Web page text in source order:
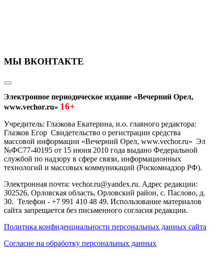
МЫ ВКОНТАКТЕ
Электронное периодическое издание «Вечерний Орел,
www.vechor.ru» 16+
Учредитель: Глазкова Екатерина, и.о. главного редактора:
Глазков Егор Свидетельство о регистрации средства
массовой информации «Вечерний Орел, www.vechor.ru» Эл
№ФС77-40195 от 15 июня 2010 года выдано Федеральной
службой по надзору в сфере связи, информационных
технологий и массовых коммуникаций (Роскомнадзор РФ).
Электронная почта: vechor.ru@yandex.ru. Адрес редакции:
302526, Орловская область, Орловский район, с. Паслово, д.
30. Телефон - +7 991 410 48 49. Использование материалов
сайта запрещается без письменного согласия редакции.
Политика конфиденциальности персональных данных сайта
Согласие на обработку персональных данных